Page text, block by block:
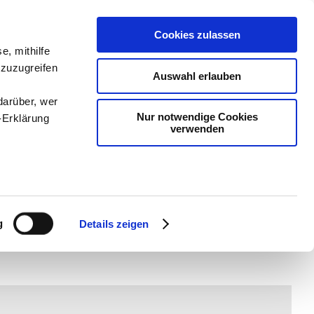
mithilfe
wer
Details zeigen
Cookies zulassen
Auswahl erlauben
Nur notwendige Cookies
verwenden